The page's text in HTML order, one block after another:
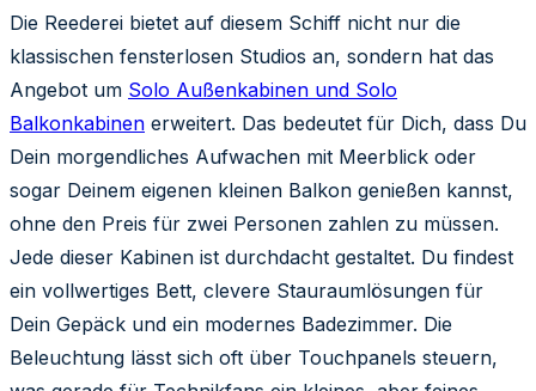
Die Reederei bietet auf diesem Schiff nicht nur die
klassischen fensterlosen Studios an, sondern hat das
Angebot um Solo Außenkabinen und Solo
Balkonkabinen erweitert. Das bedeutet für Dich, dass Du
Dein morgendliches Aufwachen mit Meerblick oder
sogar Deinem eigenen kleinen Balkon genießen kannst,
ohne den Preis für zwei Personen zahlen zu müssen.
Jede dieser Kabinen ist durchdacht gestaltet. Du findest
ein vollwertiges Bett, clevere Stauraumlösungen für
Dein Gepäck und ein modernes Badezimmer. Die
Beleuchtung lässt sich oft über Touchpanels steuern,